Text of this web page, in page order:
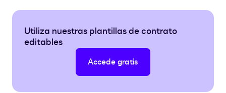
Utiliza nuestras plantillas de contrato
editables
Accede gratis